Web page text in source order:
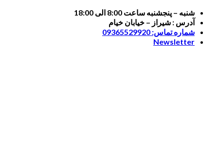
Skip
content
شنبه – پنجشنبه ساعت 8:00 الی 18:00
آدرس : شیراز – خیابان خیام
شماره تماس: 09365529920
Newsletter